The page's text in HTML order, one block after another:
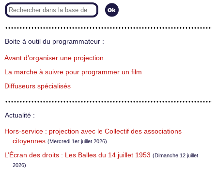
Boite à outil du programmateur :
Avant d’organiser une projection…
La marche à suivre pour programmer un film
Diffuseurs spécialisés
Actualité :
Hors-service : projection avec le Collectif des associations
citoyennes (Mercredi 1er juillet 2026)
L’Écran des droits : Les Balles du 14 juillet 1953 (Dimanche 12 juillet
2026)